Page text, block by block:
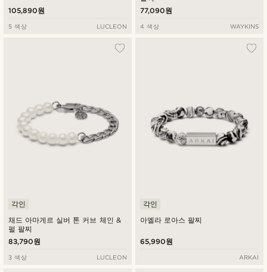
105,890원
5 색상 LUCLEON
77,090원
4 색상 WAYKINS
채드 아마게르 실버 톤 커브 체인 &
펄 팔찌
각인
83,790원
3 색상 LUCLEON
아엘라 로아스 팔찌
각인
65,990원
ARKAI